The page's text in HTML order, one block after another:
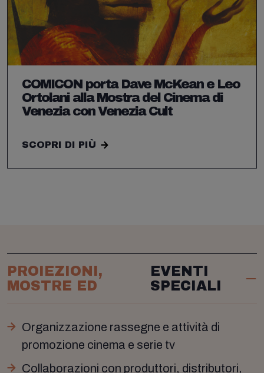
COMICON porta Dave McKean e Leo
Ortolani alla Mostra del Cinema di
Venezia con Venezia Cult
SCOPRI DI PIÙ
PROIEZIONI,
MOSTRE ED
EVENTI
SPECIALI
Organizzazione rassegne e attività di
promozione cinema e serie tv
Collaborazioni con produttori, distributori,